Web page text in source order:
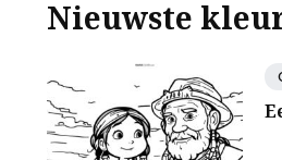
Nieuwste